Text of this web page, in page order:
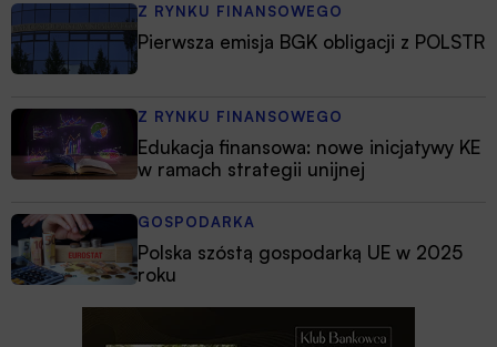
Z RYNKU FINANSOWEGO
Pierwsza emisja BGK obligacji z POLSTR
Z RYNKU FINANSOWEGO
Edukacja finansowa: nowe inicjatywy KE
w ramach strategii unijnej
GOSPODARKA
Polska szóstą gospodarką UE w 2025
roku